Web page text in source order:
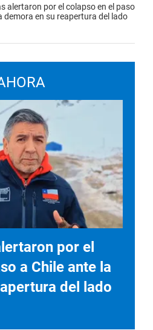
alertaron por el colapso en el paso
demora en su reapertura del lado
por el
a Chile ante la
del lado